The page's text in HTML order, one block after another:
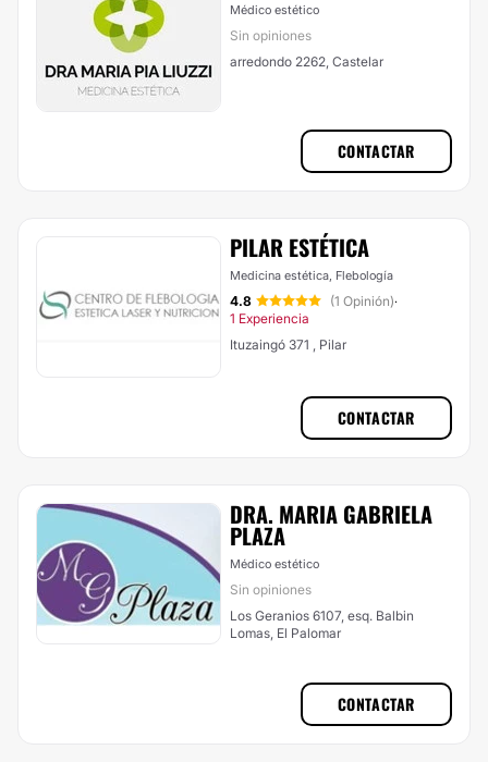
Médico estético
Sin opiniones
arredondo 2262, Castelar
CONTACTAR
PILAR ESTÉTICA
Medicina estética, Flebología
4.8 (1 Opinión)·
1 Experiencia
Ituzaingó 371 , Pilar
CONTACTAR
DRA. MARIA GABRIELA
PLAZA
Médico estético
Sin opiniones
Los Geranios 6107, esq. Balbin
Lomas, El Palomar
CONTACTAR